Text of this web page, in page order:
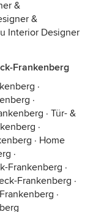
&
&
Interior Designer
Frankenberg
·
·
· Tür- &
·
· Home
·
Frankenberg ·
Frankenberg ·
·